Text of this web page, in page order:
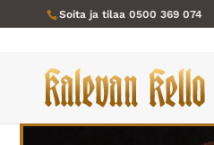
Soita ja tilaa 0500 369 074
Verkkokauppa/Miesten kellot